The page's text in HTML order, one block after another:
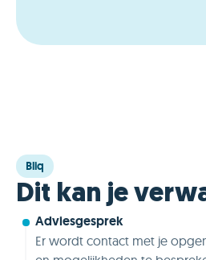
Bliq
Dit kan je
Adviesgesprek
Er wordt contact met je